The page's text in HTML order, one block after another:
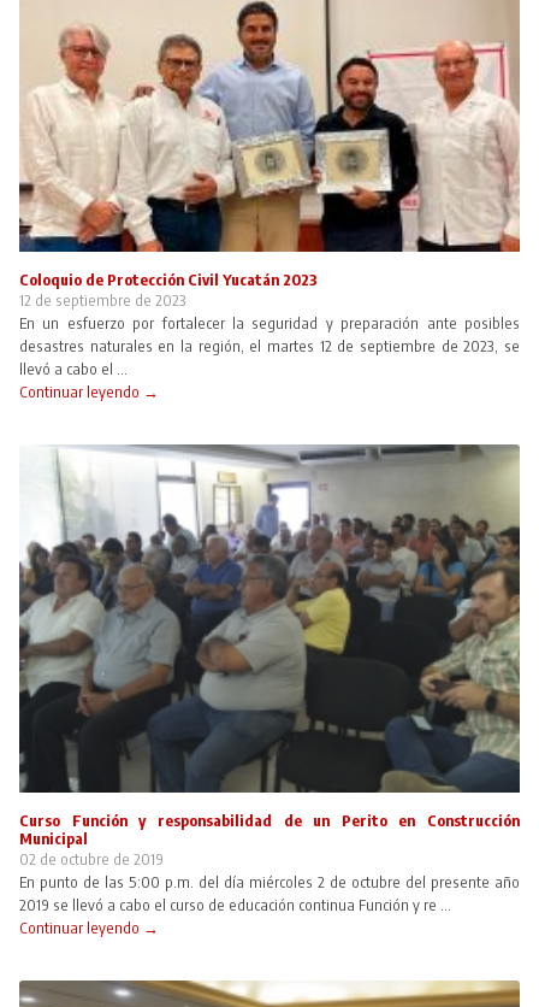
Coloquio de Protección Civil Yucatán 2023
12 de septiembre de 2023
En un esfuerzo por fortalecer la seguridad y preparación ante posibles
desastres naturales en la región, el martes 12 de septiembre de 2023, se
llevó a cabo el ...
Continuar leyendo →
Curso Función y responsabilidad de un Perito en Construcción
Municipal
02 de octubre de 2019
En punto de las 5:00 p.m. del día miércoles 2 de octubre del presente año
2019 se llevó a cabo el curso de educación continua Función y re ...
Continuar leyendo →